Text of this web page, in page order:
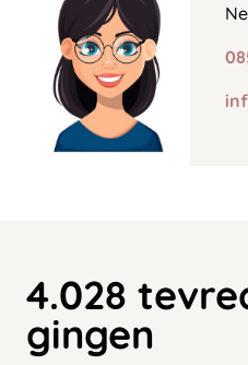
4.028
gingen